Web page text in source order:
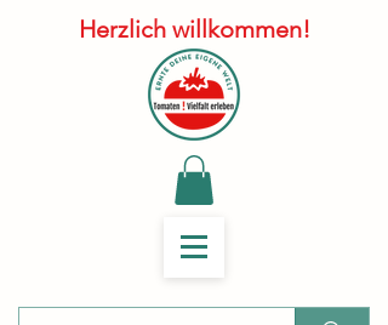
Herzlich willkommen!